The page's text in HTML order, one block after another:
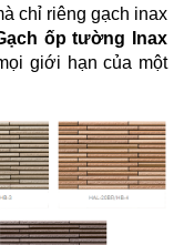
chỉ riêng gạch inax
ốp tường Inax
giới hạn của một